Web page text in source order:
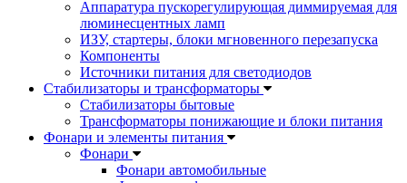
Аппаратура пускорегулирующая диммируемая для
люминесцентных ламп
ИЗУ, стартеры, блоки мгновенного перезапуска
Компоненты
Источники питания для светодиодов
Стабилизаторы и трансформаторы
Стабилизаторы бытовые
Трансформаторы понижающие и блоки питания
Фонари и элементы питания
Фонари
Фонари автомобильные